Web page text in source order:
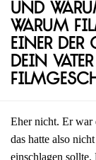
Und
Warum
einer der
dein
Eher nicht. Er war
das hatte also
einschlagen sollte.